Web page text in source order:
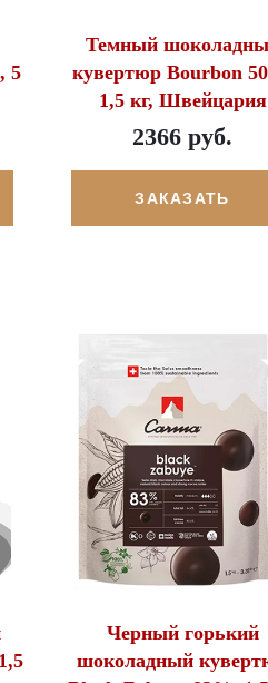
5
Темный
кувертюр Bourbon
1,5 кг, Швейцария
2366 руб.
ЗАКАЗАТЬ
Черный горький
шоколадный